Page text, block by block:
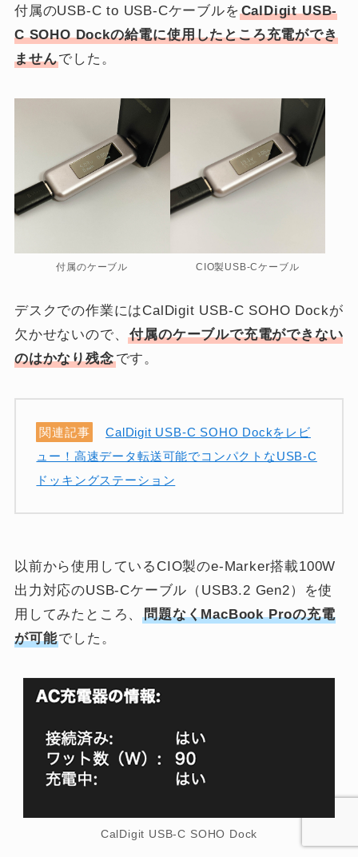
付属のUSB-C to USB-CケーブルをCalDigit USB-
C SOHO Dockの給電に使用したところ充電ができ
ませんでした。
付属のケーブル CIO製USB-Cケーブル
デスクでの作業にはCalDigit USB-C SOHO Dockが
欠かせないので、付属のケーブルで充電ができない
のはかなり残念です。
関連記事
CalDigit USB-C SOHO Dockをレビ
ュー！高速データ転送可能でコンパクトなUSB-C
ドッキングステーション
以前から使用しているCIO製のe-Marker搭載100W
出力対応のUSB-Cケーブル（USB3.2 Gen2）を使
用してみたところ、問題なくMacBook Proの充電
が可能でした。
CalDigit USB-C SOHO Dock